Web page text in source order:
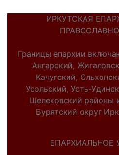
ИРКУТСКАЯ
Границы епархии
Ангарский,
Качугский,
Усольский, Усть-
Шелеховский районы
Бурятский округ
ЕПАРХИАЛЬНОЕ